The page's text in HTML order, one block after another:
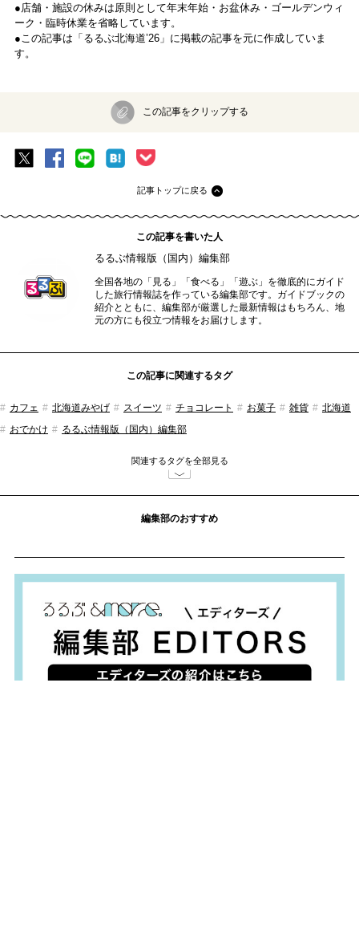
●店舗・施設の休みは原則として年末年始・お盆休み・ゴールデンウィ
ーク・臨時休業を省略しています。
●この記事は「 るるぶ北海道’26」 に掲載の記事を元に作成していま
す。
この記事をクリップする
記事トップに戻る
この記事を書いた人
るるぶ情報版（国内）編集部
全国各地の「見る」「食べる」「遊ぶ」を徹底的にガイド
した旅行情報誌を作っている編集部です。ガイドブックの
紹介とともに、編集部が厳選した最新情報はもちろん、地
元の方にも役立つ情報をお届けします。
この記事に関連するタグ
カフェ 北海道みやげ スイーツ チョコレート お菓子 雑貨
北海道
おでかけ
るるぶ情報版（国内）編集部
関連するタグを全部見る
編集部のおすすめ